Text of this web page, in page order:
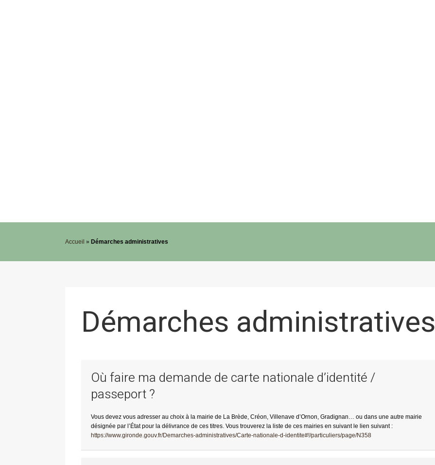
Accueil »Démarches administratives
Démarches administratives
Où faire ma demande de carte nationale d’identité /
passeport ?
Vous devez vous adresser au choix à la mairie de La Brède, Créon, Villenave d’Ornon, Gradignan… ou dans une autre mairie
désignée par l’État pour la délivrance de ces titres. Vous trouverez la liste de ces mairies en suivant le lien suivant :
https://www.gironde.gouv.fr/Demarches-administratives/Carte-nationale-d-identite#!/particuliers/page/N358